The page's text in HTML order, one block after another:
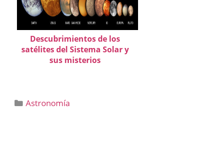
Descubrimientos de los
satélites del Sistema Solar y
sus misterios
Categorías
Astronomía